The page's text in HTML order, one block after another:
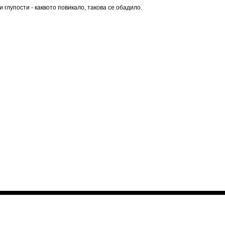
- каквото повикало, такова се обадило.